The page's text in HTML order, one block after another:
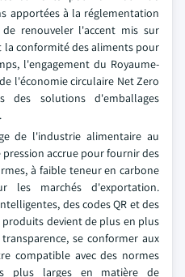
apportées à la réglementation
renouveler l'accent mis sur
la conformité des aliments pour
l'engagement du Royaume-
l'économie circulaire Net Zero
des solutions d'emballages
de l'industrie alimentaire au
pression accrue pour fournir des
à faible teneur en carbone
les marchés d'exportation.
des codes QR et des
devient de plus en plus
se conformer aux
compatible avec des normes
plus larges en matière de